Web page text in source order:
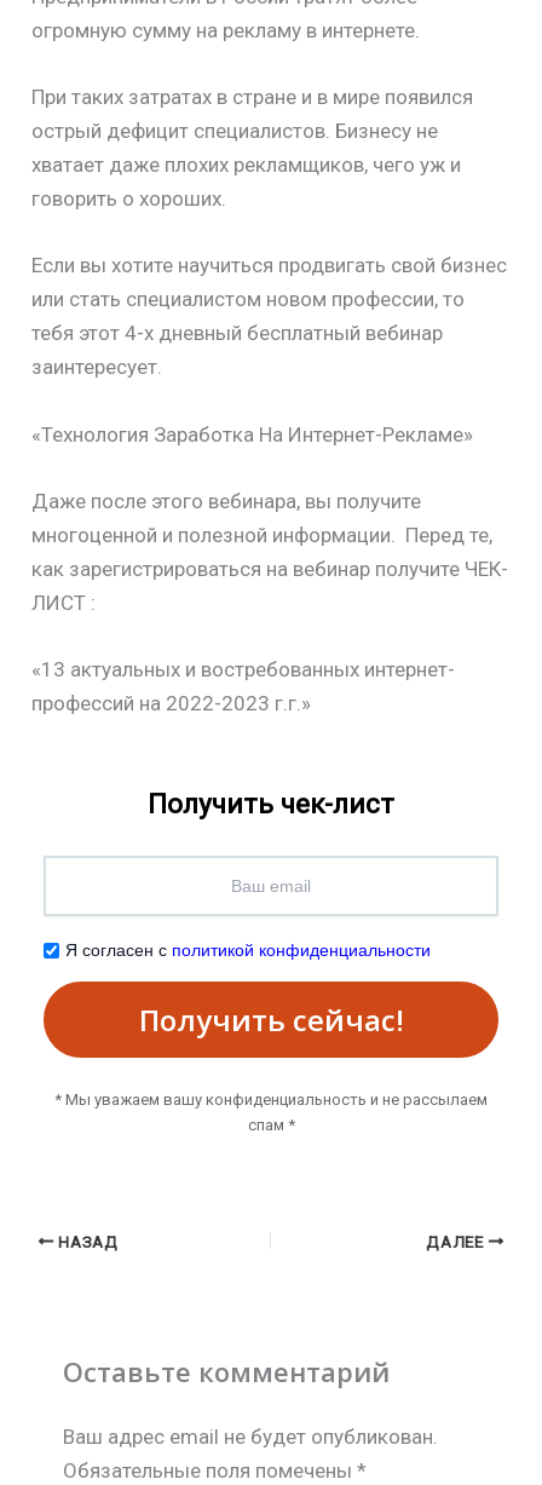
огромную сумму на рекламу в интернете.
При таких затратах в стране и в мире появился
острый дефицит специалистов. Бизнесу не
хватает даже плохих рекламщиков, чего уж и
говорить о хороших.
Если вы хотите научиться продвигать свой бизнес
или стать специалистом новом профессии, то
тебя этот 4-х дневный бесплатный вебинар
заинтересует.
«Технология Заработка На Интернет-Рекламе»
Даже после этого вебинара, вы получите
многоценной и полезной информации. Перед те,
как зарегистрироваться на вебинар получите ЧЕК-
ЛИСТ :
«13 актуальных и востребованных интернет-
профессий на 2022-2023 г.г.»
Получить чек-лист
Я согласен с политикой конфиденциальности
Получить сейчас!
* Мы уважаем вашу конфиденциальность и не рассылаем
спам *
НАЗАД ДАЛЕЕ
Оставьте комментарий
Ваш адрес email не будет опубликован.
Обязательные поля помечены *